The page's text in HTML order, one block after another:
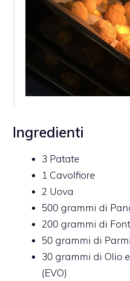
Ingredienti
3 Patate
1 Cavolfiore
2 Uova
500 grammi di
200 grammi di
50 grammi di
30 grammi di Olio
(EVO)